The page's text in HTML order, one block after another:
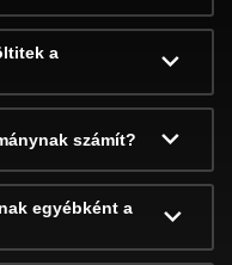
a
számít?
egyébként a